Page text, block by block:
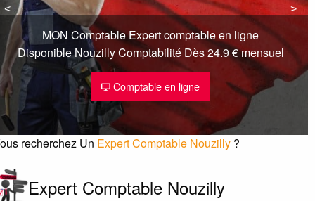
<
< >
>
MON Comptable Expert comptable en ligne
Disponible Nouzilly Comptabilité Dès 24.9 € mensuel
Comptable en ligne
recherchez Un Expert Comptable Nouzilly ?
Expert Comptable Nouzilly